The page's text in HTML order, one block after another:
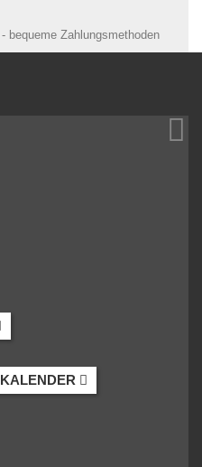
KALENDER